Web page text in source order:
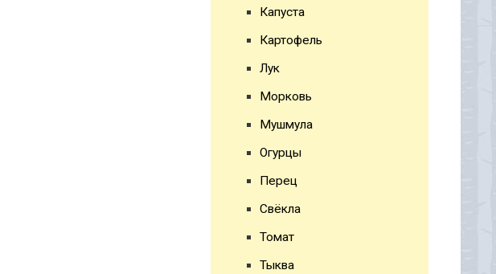
Капуста
Картофель
Лук
Морковь
Мушмула
Огурцы
Перец
Свёкла
Томат
Тыква